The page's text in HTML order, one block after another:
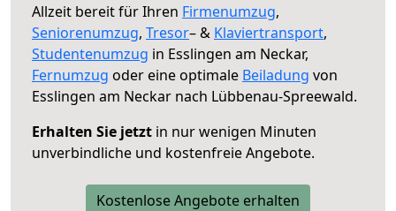
Allzeit bereit für Ihren Firmenumzug,
Seniorenumzug, Tresor– & Klaviertransport,
Studentenumzug in Esslingen am Neckar,
Fernumzug oder eine optimale Beiladung von
Esslingen am Neckar nach Lübbenau-Spreewald.
Erhalten Sie jetzt in nur wenigen Minuten
unverbindliche und kostenfreie Angebote.
Kostenlose Angebote erhalten